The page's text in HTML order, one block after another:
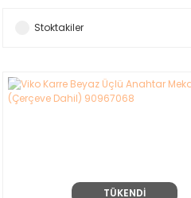
Stoktakiler
TÜKENDİ